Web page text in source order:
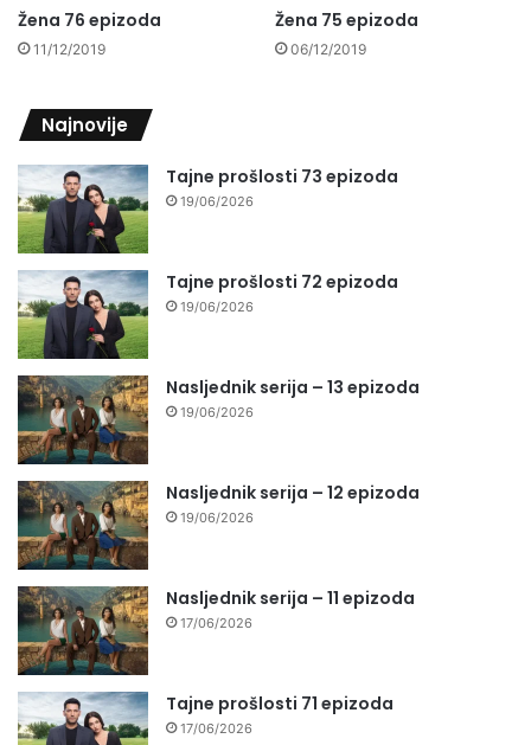
Žena 76 epizoda
11/12/2019
Žena 75 epizoda
06/12/2019
Najnovije
Tajne prošlosti 73 epizoda
19/06/2026
Tajne prošlosti 72 epizoda
19/06/2026
Nasljednik serija – 13 epizoda
19/06/2026
Nasljednik serija – 12 epizoda
19/06/2026
Nasljednik serija – 11 epizoda
17/06/2026
Tajne prošlosti 71 epizoda
17/06/2026